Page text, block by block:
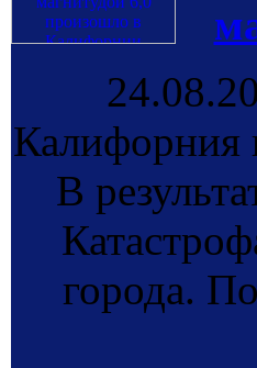
Калифорния
В
города.